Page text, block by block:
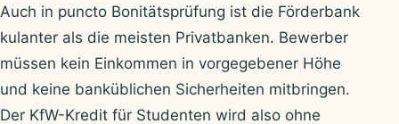
Auch in puncto Bonitätsprüfung ist die Förderbank
kulanter als die meisten Privatbanken. Bewerber
müssen kein Einkommen in vorgegebener Höhe
und keine banküblichen Sicherheiten mitbringen.
Der KfW-Kredit für Studenten wird also ohne